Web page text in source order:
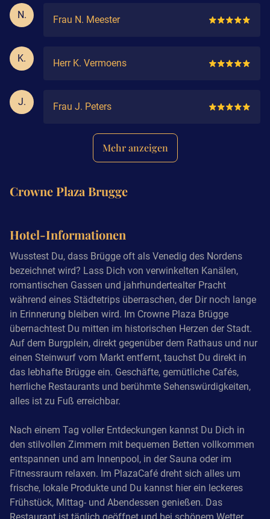
N. Frau N. Meester
K. Herr K. Vermoens
J. Frau J. Peters
Mehr anzeigen
Crowne Plaza Brugge
Hotel-Informationen
Wusstest Du, dass Brügge oft als Venedig des Nordens
bezeichnet wird? Lass Dich von verwinkelten Kanälen,
romantischen Gassen und jahrhundertealter Pracht
während eines Städtetrips überraschen, der Dir noch lange
in Erinnerung bleiben wird. Im Crowne Plaza Brügge
übernachtest Du mitten im historischen Herzen der Stadt.
Auf dem Burgplein, direkt gegenüber dem Rathaus und nur
einen Steinwurf vom Markt entfernt, tauchst Du direkt in
das lebhafte Brügge ein. Geschäfte, gemütliche Cafés,
herrliche Restaurants und berühmte Sehenswürdigkeiten,
alles ist zu Fuß erreichbar.
Nach einem Tag voller Entdeckungen kannst Du Dich in
den stilvollen Zimmern mit bequemen Betten vollkommen
entspannen und am Innenpool, in der Sauna oder im
Fitnessraum relaxen. Im PlazaCafé dreht sich alles um
frische, lokale Produkte und Du kannst hier ein leckeres
Frühstück, Mittag- und Abendessen genießen. Das